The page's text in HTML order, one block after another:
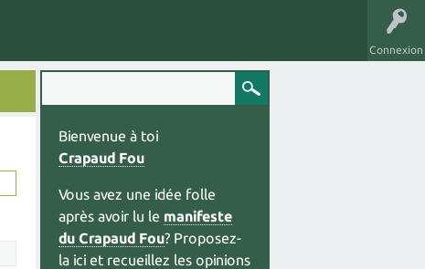
Connexion
Bienvenue à toi
Crapaud Fou
Vous avez une idée folle
après avoir lu le manifeste
du Crapaud Fou? Proposez-
la ici et recueillez les opinions